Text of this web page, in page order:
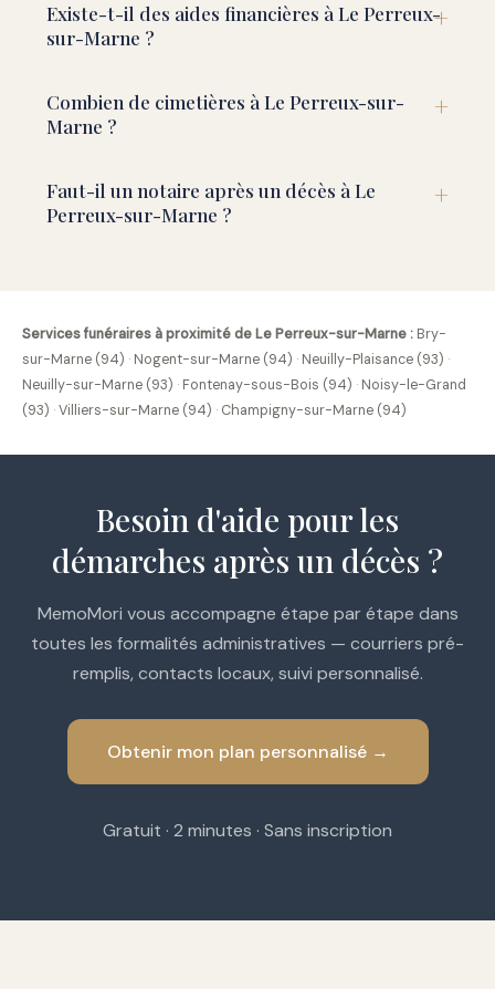
Existe-t-il des aides financières à Le Perreux-
sur-Marne ?
Combien de cimetières à Le Perreux-sur-
Marne ?
Faut-il un notaire après un décès à Le
Perreux-sur-Marne ?
Services funéraires à proximité de Le Perreux-sur-Marne : Bry-
sur-Marne (94) · Nogent-sur-Marne (94) · Neuilly-Plaisance (93) ·
Neuilly-sur-Marne (93) · Fontenay-sous-Bois (94) · Noisy-le-Grand
(93) ·Villiers-sur-Marne (94) · Champigny-sur-Marne (94)
Besoin d'aide pour les
démarches après un décès ?
MemoMori vous accompagne étape par étape dans
toutes les formalités administratives — courriers pré-
remplis, contacts locaux, suivi personnalisé.
Obtenir mon plan personnalisé →
Gratuit · 2 minutes · Sans inscription